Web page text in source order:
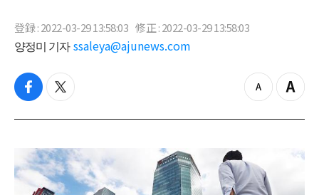
登録 : 2022-03-29 13:58:03 修正 : 2022-03-29 13:58:03
양정미 기자 ssaleya@ajunews.com
f
c
b
o
o
k
t
i
t
e
r
z
o
t
Z
o